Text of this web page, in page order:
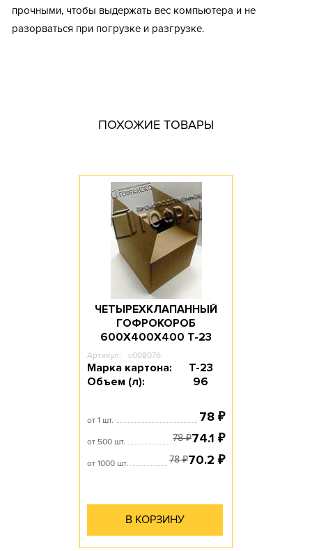
прочными, чтобы выдержать вес компьютера и не
разорваться при погрузке и разгрузке.
Материал: Пятислойный гофрокартон
Профиль картона: B / С / BС / СE
Необходимость штампа: Да
Доступное количество: 10
ПОХОЖИЕ ТОВАРЫ
ЧЕТЫРЕХКЛАПАННЫЙ
ГОФРОКОРОБ
600Х400Х400 T-23
Артикул: c008076
Марка картона:
Т-23
Объем (л):
96
от 1 шт. 78 ₽
от 500 шт. 78₽74.1 ₽
от 1000 шт. 78₽70.2 ₽
В КОРЗИНУ